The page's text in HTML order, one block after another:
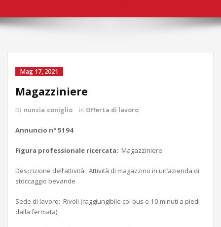
Mag 17, 2021
Magazziniere
Di nunzia.coniglio in Offerta di lavoro
Annuncio n° 5194
Figura professionale ricercata: Magazziniere
Descrizione dell’attività: Attività di magazzino in un’azienda di
stoccaggio bevande
Sede di lavoro: Rivoli (raggiungibile col bus e 10 minuti a piedi
dalla fermata)